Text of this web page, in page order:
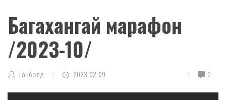
Багахангай марафон
/2023-10/
Ганболд 2023-02-09 0